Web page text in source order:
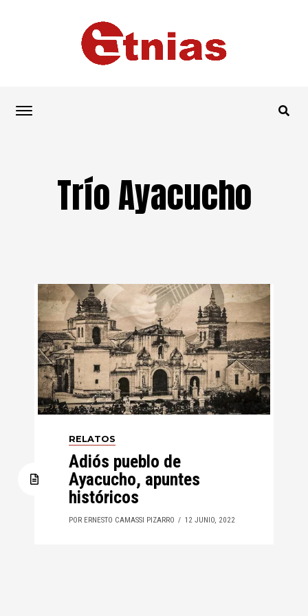
Trío Ayacucho
RELATOS
Adiós pueblo de
Ayacucho, apuntes
históricos
POR ERNESTO CAMASSI PIZARRO 12 JUNIO, 2022